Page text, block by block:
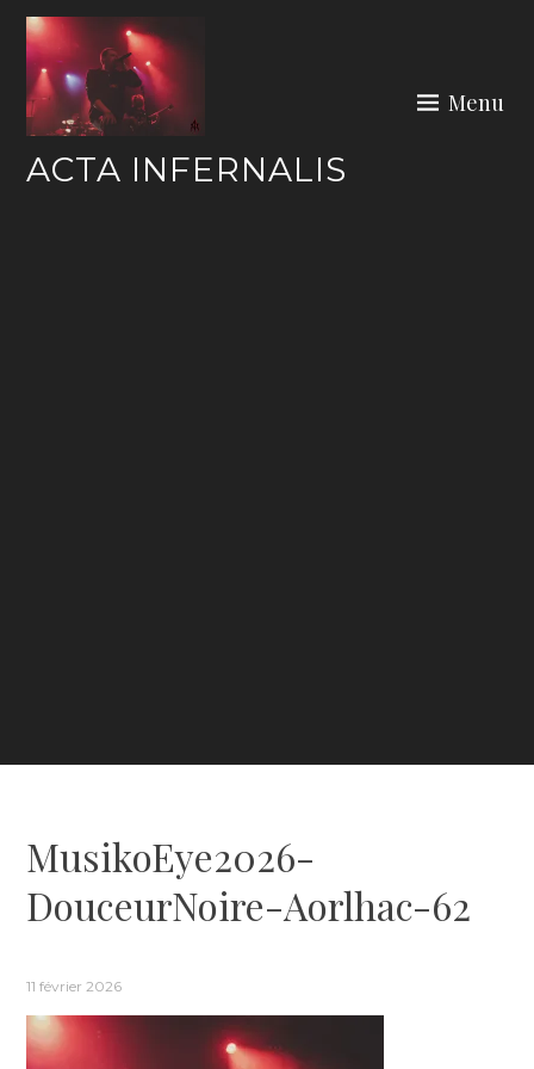
Skip
content
ACTA INFERNALIS
Menu
MusikoEye2026-
DouceurNoire-Aorlhac-62
11 février 2026